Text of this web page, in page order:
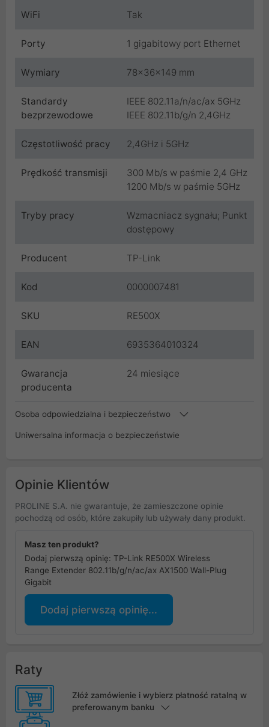
WiFi Tak
Porty 1 gigabitowy port Ethernet
Wymiary 78x36x149 mm
Standardy
bezprzewodowe
IEEE 802.11a/n/ac/ax 5GHz
IEEE 802.11b/g/n 2,4GHz
Częstotliwość pracy 2,4GHz i 5GHz
Prędkość transmisji
300 Mb/s w paśmie 2,4 GHz
1200 Mb/s w paśmie 5GHz
Tryby pracy
Wzmacniacz sygnału; Punkt
dostępowy
Producent TP-Link
Kod 0000007481
SKU RE500X
EAN 6935364010324
Gwarancja
producenta
24 miesiące
Osoba odpowiedzialna i bezpieczeństwo
Uniwersalna informacja o bezpieczeństwie
Opinie Klientów
PROLINE S.A. nie gwarantuje, że zamieszczone opinie
pochodzą od osób, które zakupiły lub używały dany produkt.
Masz ten produkt?
Dodaj pierwszą opinię: TP-Link RE500X Wireless
Range Extender 802.11b/g/n/ac/ax AX1500 Wall-Plug
Gigabit
Dodaj pierwszą opinię...
Raty
Złóż zamówienie i wybierz płatność ratalną w
preferowanym banku